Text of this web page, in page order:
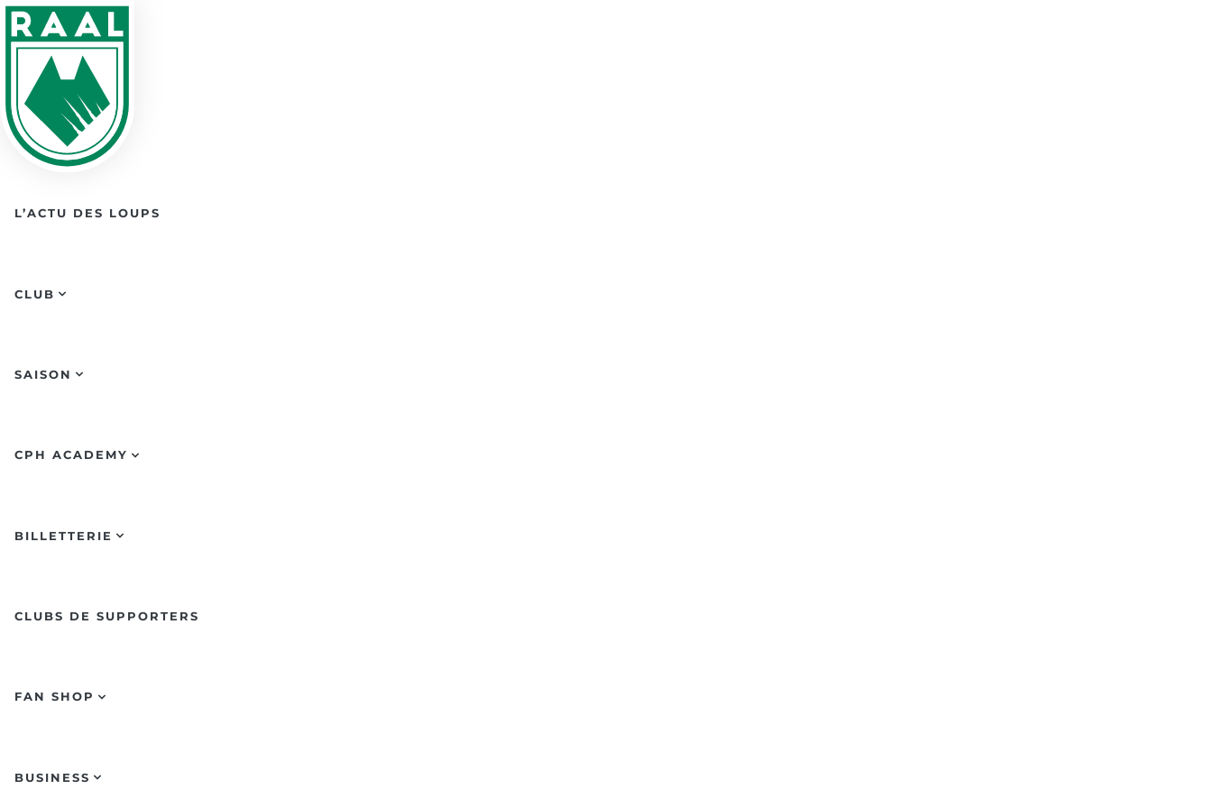
Skip to main content
L’ACTU DES LOUPS
CLUB
SAISON
CPH ACADEMY
BILLETTERIE
CLUBS DE SUPPORTERS
FAN SHOP
BUSINESS